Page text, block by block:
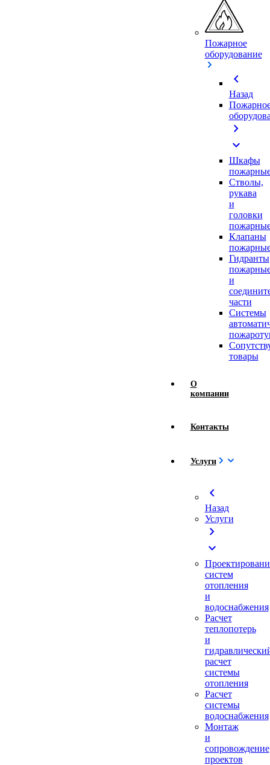
Пожарное
оборудование
chevron_left
Назад
chevron_right
expand_more
Шкафы
Стволы,
рукава
и
головки
Клапаны
Гидранты
и
части
Системы
товары
О
компании
Контакты
Услуги
chevron_left
Назад
Услуги
chevron_right
expand_more
систем
отопления
и
водоснабжения
Расчет
теплопотерь
и
расчет
системы
отопления
Расчет
системы
водоснабжения
Монтаж
и
сопровождение
проектов